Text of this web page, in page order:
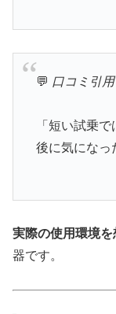
💬 口コミ引用
「短い試乗
後に気になっ
実際の使用環境
器です。